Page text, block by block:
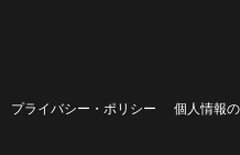
プライバシー・ポリシー 個人情報